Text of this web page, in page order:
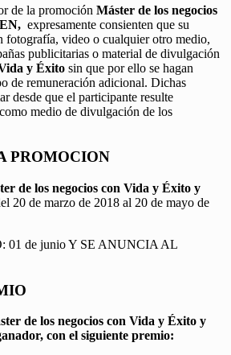
de la promoción Máster de los negocios
expresamente consienten que su
fotografía, video o cualquier otro medio,
publicitarias o material de divulgación
y Éxito sin que por ello se hagan
de remuneración adicional. Dichas
desde que el participante resulte
medio de divulgación de los
PROMOCION
de los negocios con Vida y Éxito y
20 de marzo de 2018 al 20 de mayo de
01 de junio Y SE ANUNCIA AL
de los negocios con Vida y Éxito y
con el siguiente premio: